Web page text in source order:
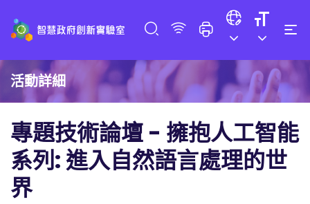
活動詳細
專題技術論壇 - 擁抱人工智能
系列: 進入自然語言處理的世
界